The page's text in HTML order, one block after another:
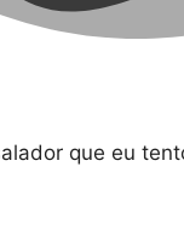
que eu